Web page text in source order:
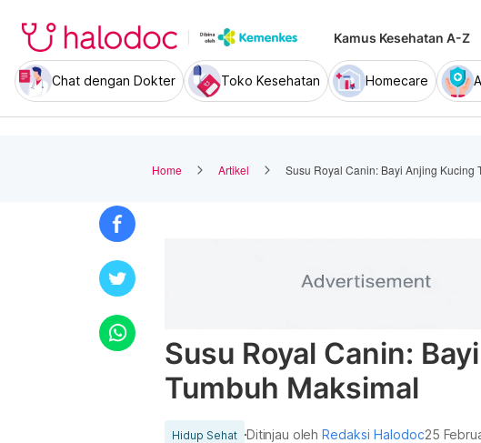
Kamus Kesehatan A-Z
Chat dengan Dokter Toko Kesehatan Homecare
Home Artikel Susu Royal Canin: Bayi Anjing Kucing
Susu Royal Canin:
Tumbuh Maksimal
Hidup Sehat Ditinjau olehRedaksi Halodoc25